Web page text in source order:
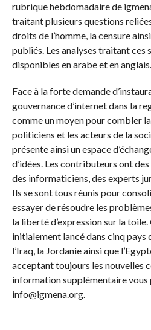
rubrique hebdomadaire de
traitant plusieurs questions
droits de l’homme, la censure
publiés. Les analyses traitant ces
disponibles en arabe et en anglais.
Face à la forte demande
gouvernance d’internet dans la
comme un moyen pour combler
politiciens et les acteurs de la
présente ainsi un espace
d’idées. Les contributeurs ont
des informaticiens, des experts
Ils se sont tous réunis pour
essayer de résoudre les
la liberté d’expression sur la
initialement lancé dans cinq pays
l’Iraq, la Jordanie ainsi que
acceptant toujours les nouvelles
information supplémentaire vous
info@igmena.org.